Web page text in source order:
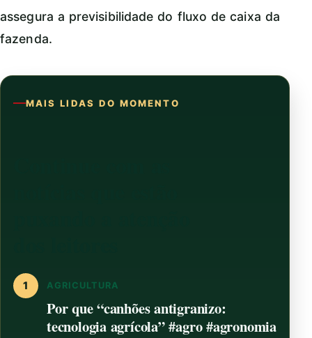
assegura a previsibilidade do fluxo de caixa da
fazenda.
MAIS LIDAS DO MOMENTO
1 AGRICULTURA
Por que “canhões antigranizo:
tecnologia agrícola” #agro #agronomia